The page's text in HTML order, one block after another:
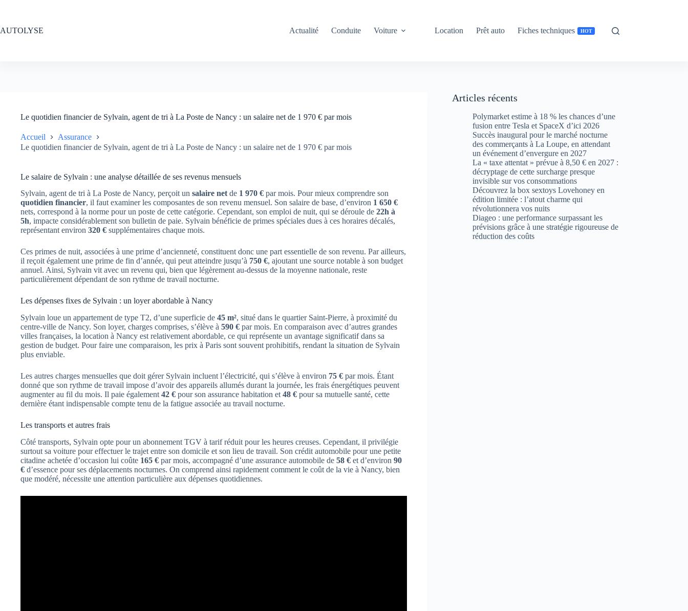
AUTOLYSE
Actualité Conduite Voiture Location Prêt auto Fiches techniques HOT
Le quotidien financier de Sylvain, agent de tri à La Poste de Nancy : un salaire net de 1 970 € par mois
Accueil
Assurance
Le quotidien financier de Sylvain, agent de tri à La Poste de Nancy : un salaire net de 1 970 € par mois
Le salaire de Sylvain : une analyse détaillée de ses revenus mensuels
Sylvain, agent de tri à La Poste de Nancy, perçoit un salaire netde 1 970 € par mois. Pour mieux comprendre son
quotidien financier, il faut examiner les composantes de son revenu mensuel. Son salaire de base, d’environ 1 650 €
nets, correspond à la norme pour un poste de cette catégorie. Cependant, son emploi de nuit, qui se déroule de 22h à
5h, impacte considérablement son bulletin de paie. Sylvain bénéficie de primes spéciales dues à ces horaires décalés,
représentant environ 320 € supplémentaires chaque mois.
Ces primes de nuit, associées à une prime d’ancienneté, constituent donc une part essentielle de son revenu. Par ailleurs,
il reçoit également une prime de fin d’année, qui peut atteindre jusqu’à 750 €, ajoutant une source notable à son budget
annuel. Ainsi, Sylvain vit avec un revenu qui, bien que légèrement au-dessus de la moyenne nationale, reste
particulièrement dépendant de son rythme de travail nocturne.
Les dépenses fixes de Sylvain : un loyer abordable à Nancy
Sylvain loue un appartement de type T2, d’une superficie de 45 m², situé dans le quartier Saint-Pierre, à proximité du
centre-ville de Nancy. Son loyer, charges comprises, s’élève à 590 € par mois. En comparaison avec d’autres grandes
villes françaises, la location à Nancy est relativement abordable, ce qui représente un avantage significatif dans sa
gestion de budget. Pour faire une comparaison, les prix à Paris sont souvent prohibitifs, rendant la situation de Sylvain
plus enviable.
Les autres charges mensuelles que doit gérer Sylvain incluent l’électricité, qui s’élève à environ 75 € par mois. Étant
donné que son rythme de travail impose d’avoir des appareils allumés durant la journée, les frais énergétiques peuvent
augmenter au fil du mois. Il paie également 42 € pour son assurance habitation et 48 € pour sa mutuelle santé, cette
dernière étant indispensable compte tenu de la fatigue associée au travail nocturne.
Les transports et autres frais
Côté transports, Sylvain opte pour un abonnement TGV à tarif réduit pour les heures creuses. Cependant, il privilégie
surtout sa voiture pour effectuer le trajet entre son domicile et son lieu de travail. Son crédit automobile pour une petite
citadine achetée d’occasion lui coûte 165 € par mois, accompagné d’une assurance automobile de 58 € et d’environ 90
€ d’essence pour ses déplacements nocturnes. On comprend ainsi rapidement comment le coût de la vie à Nancy, bien
que modéré, nécessite une attention particulière aux dépenses quotidiennes.
Articles récents
Polymarket estime à 18 % les chances d’une
fusion entre Tesla et SpaceX d’ici 2026
Succès inaugural pour le marché nocturne
des commerçants à La Loupe, en attendant
un événement d’envergure en 2027
La « taxe attentat » prévue à 8,50 € en 2027 :
décryptage de cette surcharge presque
invisible sur vos consommations
Découvrez la box sextoys Lovehoney en
édition limitée : l’atout charme qui
révolutionnera vos nuits
Diageo : une performance surpassant les
prévisions grâce à une stratégie rigoureuse de
réduction des coûts